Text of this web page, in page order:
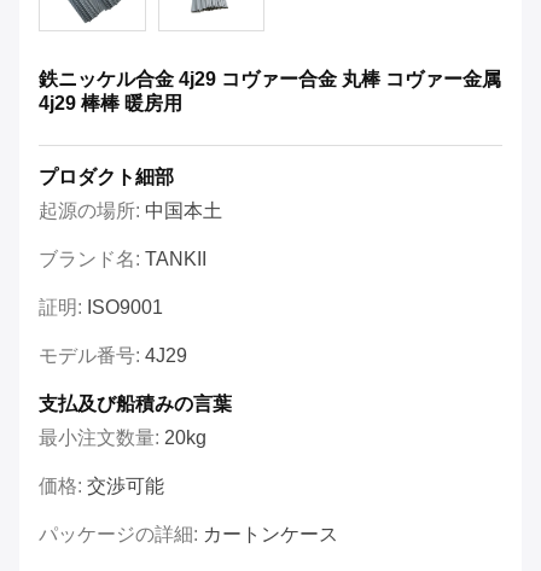
鉄ニッケル合金 4j29 コヴァー合金 丸棒 コヴァー金属
4j29 棒棒 暖房用
プロダクト細部
起源の場所: 中国本土
ブランド名: TANKII
証明: ISO9001
モデル番号: 4J29
支払及び船積みの言葉
最小注文数量: 20kg
価格: 交渉可能
パッケージの詳細: カートンケース